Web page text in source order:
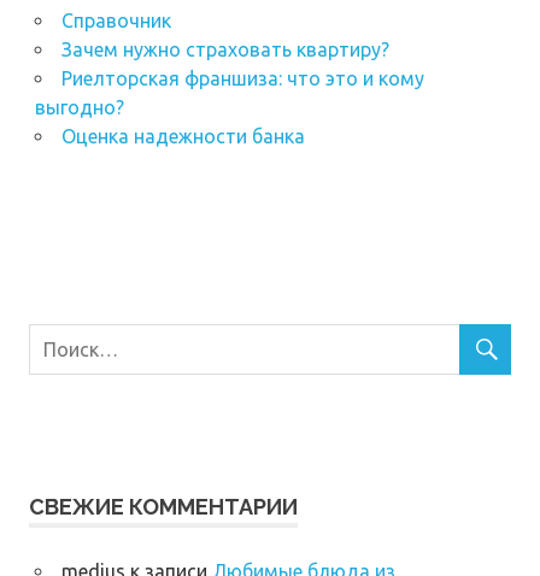
Справочник
Зачем нужно страховать квартиру?
Риелторская франшиза: что это и кому
выгодно?
Оценка надежности банка
СВЕЖИЕ КОММЕНТАРИИ
medius к записи Любимые блюда из